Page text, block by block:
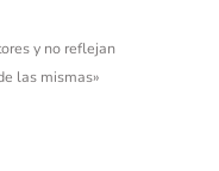
y no reflejan
las mismas»